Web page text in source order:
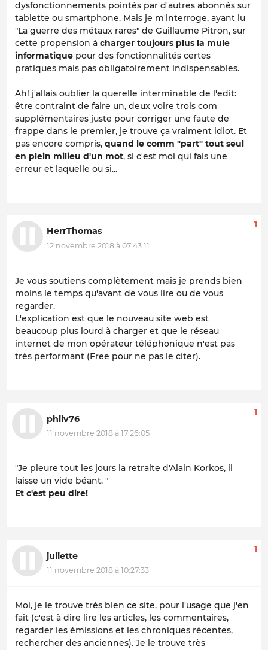
dysfonctionnements pointés par d'autres abonnés sur
tablette ou smartphone. Mais je m'interroge, ayant lu
"La guerre des métaux rares" de Guillaume Pitron, sur
cette propension à charger toujours plus la mule
informatique pour des fonctionnalités certes
pratiques mais pas obligatoirement indispensables.
Ah! j'allais oublier la querelle interminable de l'edit:
être contraint de faire un, deux voire trois com
supplémentaires juste pour corriger une faute de
frappe dans le premier, je trouve ça vraiment idiot. Et
pas encore compris, quand le comm "part" tout seul
en plein milieu d'un mot, si c'est moi qui fais une
erreur et laquelle ou si...
HerrThomas
12 novembre 2018 à 07:43:11
1
Je vous soutiens complètement mais je prends bien
moins le temps qu'avant de vous lire ou de vous
regarder.
L'explication est que le nouveau site web est
beaucoup plus lourd à charger et que le réseau
internet de mon opérateur téléphonique n'est pas
très performant (Free pour ne pas le citer).
philv76
11 novembre 2018 à 17:26:05
1
"Je pleure tout les jours la retraite d'Alain Korkos, il
laisse un vide béant. "
Et c'est peu dire!
juliette
11 novembre 2018 à 10:27:33
1
Moi, je le trouve très bien ce site, pour l'usage que j'en
fait (c'est à dire lire les articles, les commentaires,
regarder les émissions et les chroniques récentes,
rechercher des anciennes). Je le trouve très